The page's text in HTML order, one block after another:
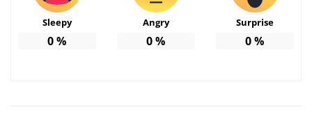
Sleepy
0%
Angry
0%
Surprise
0%